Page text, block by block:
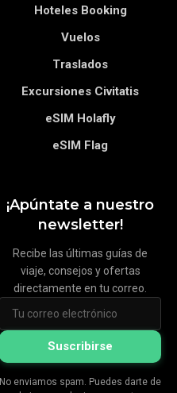
¡Apúntate a nuestro
newsletter!
Recibe las últimas guías de
viaje, consejos y ofertas
directamente en tu correo.
Suscribirse
No enviamos spam. Puedes darte de
Hoteles Booking
Vuelos
Traslados
Excursiones Civitatis
eSIM Holafly
eSIM Flag